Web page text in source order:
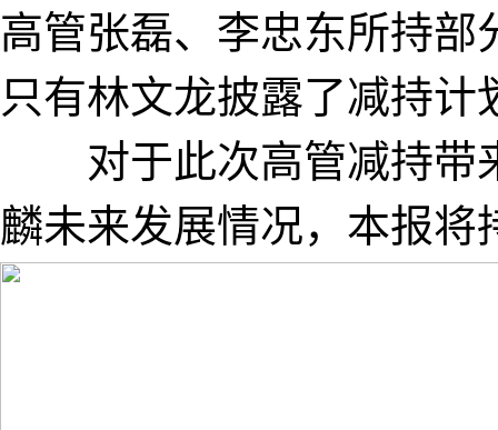
高管张磊、李忠东所持部
只有林文龙披露了减持计
对于此次高管减持带
麟未来发展情况，本报将